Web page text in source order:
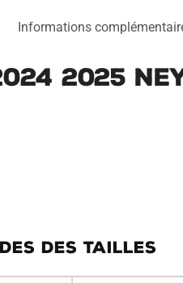
Informations
2025
DES TAILLES